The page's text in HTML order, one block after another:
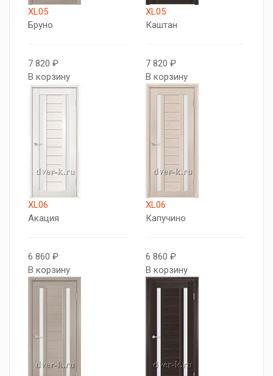
XL05
Бруно
7 820 ₽
В корзину
XL05
Каштан
7 820 ₽
В корзину
XL06
Акация
6 860 ₽
В корзину
XL06
Капучино
6 860 ₽
В корзину